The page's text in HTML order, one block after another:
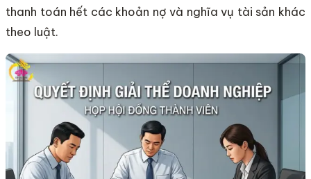
thanh toán hết các khoản nợ và nghĩa vụ tài sản khác
theo luật.